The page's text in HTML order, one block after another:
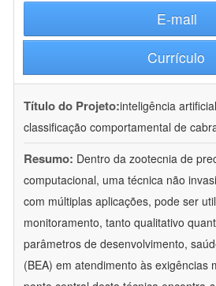
E-mail
Currículo
Título do Projeto:inteligência
classificação comportamental de
Resumo: Dentro da zootecnia de
computacional, uma técnica não
com múltiplas aplicações, pode ser
monitoramento, tanto qualitativo
parâmetros de desenvolvimento,
(BEA) em atendimento às exigências